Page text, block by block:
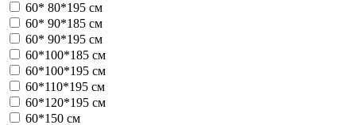
60* 80*195 см
60* 90*185 см
60* 90*195 см
60*100*185 см
60*100*195 см
60*110*195 см
60*120*195 см
60*150 см